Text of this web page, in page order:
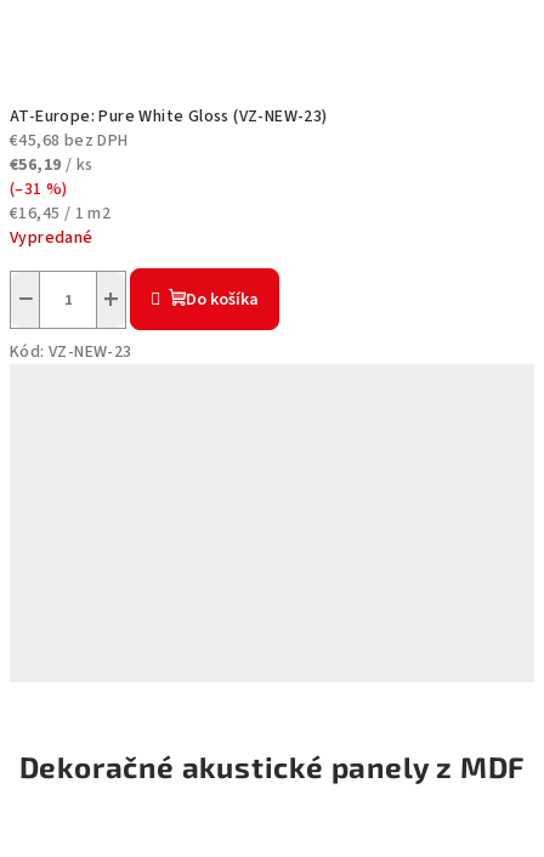
AT-Europe: Pure White Gloss (VZ-NEW-23)
€45,68 bez DPH
€56,19 / ks
(–31 %)
Jednotková
cena:
€16,45 / 1 m2
Vypredané
+
− Do košíka
Kód: VZ-NEW-23
Dekoračné akustické panely z MDF